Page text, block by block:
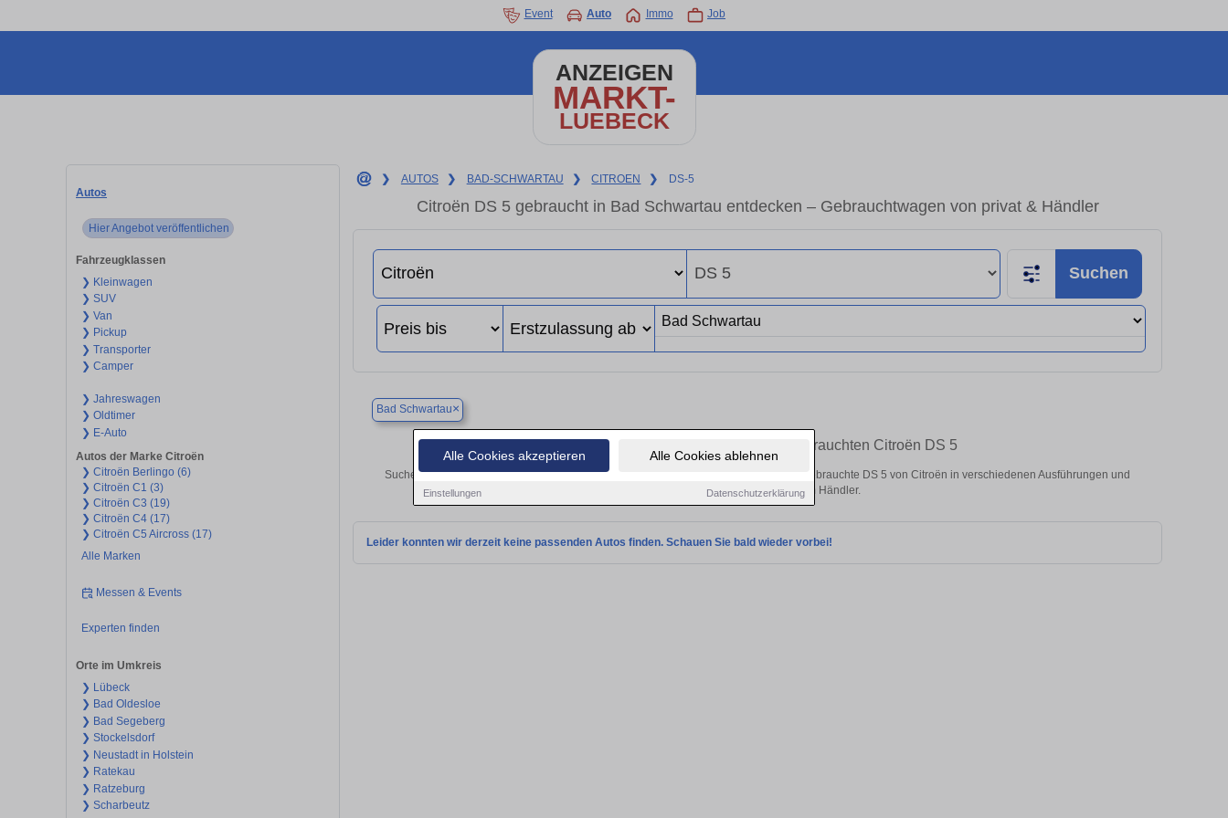
Alle Cookies akzeptieren Alle Cookies ablehnen
Einstellungen Datenschutzerklärung
Event Auto Immo Job
ANZEIGEN
MARKT-
LUEBECK
Autos
Hier Angebot veröffentlichen
Fahrzeugklassen
❯ Kleinwagen
❯ SUV
❯ Van
❯ Pickup
❯ Transporter
❯ Camper
❯ Jahreswagen
❯ Oldtimer
❯ E-Auto
Autos der Marke Citroën
❯ Citroën Berlingo (6)
❯ Citroën C1 (3)
❯ Citroën C3 (19)
❯ Citroën C4 (17)
❯ Citroën C5 Aircross (17)
Alle Marken
Messen & Events
Experten finden
Orte im Umkreis
❯ Lübeck
❯ Bad Oldesloe
❯ Bad Segeberg
❯ Stockelsdorf
❯ Neustadt in Holstein
❯ Ratekau
❯ Ratzeburg
❯ Scharbeutz
❯ AUTOS ❯ BAD-SCHWARTAU ❯ CITROEN ❯ DS-5
Citroën DS 5 gebraucht in Bad Schwartau entdecken – Gebrauchtwagen von privat & Händler
Suchen
Bad Schwartau×
Finden Sie in Bad Schwartau Ihren gebrauchten Citroën DS 5
Suchen Sie in Bad Schwartau einen Citroën DS 5 Gebrauchtwagen? Entdecken Sie gebrauchte DS 5 von Citroën in verschiedenen Ausführungen und
Preisklassen von privat und vom Händler.
Leider konnten wir derzeit keine passenden Autos finden. Schauen Sie bald wieder vorbei!